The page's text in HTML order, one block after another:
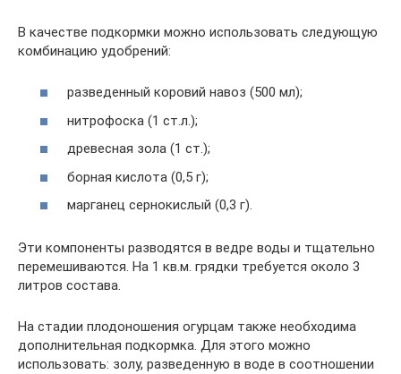
В качестве подкормки можно использовать следующую
комбинацию удобрений:
разведенный коровий навоз (500 мл);
нитрофоска (1 ст.л.);
древесная зола (1 ст.);
борная кислота (0,5 г);
марганец сернокислый (0,3 г).
Эти компоненты разводятся в ведре воды и тщательно
перемешиваются. На 1 кв.м. грядки требуется около 3
литров состава.
На стадии плодоношения огурцам также необходима
дополнительная подкормка. Для этого можно
использовать: золу, разведенную в воде в соотношении